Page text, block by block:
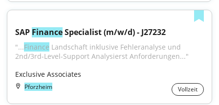
SAP Finance Specialist (m/w/d) - J27232
"...Finance Landschaft inklusive Fehleranalyse und
2nd/3rd-Level-Support Analysierst Anforderungen..."
Exclusive Associates
Pforzheim Vollzeit